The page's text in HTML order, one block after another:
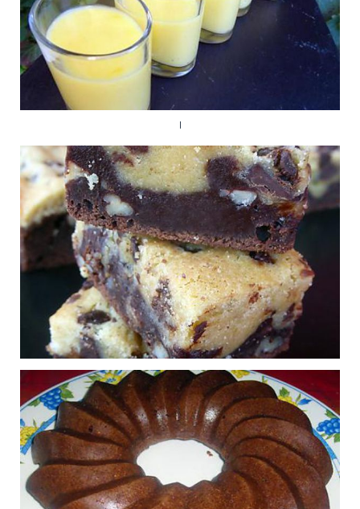
Muffins à la noix de
coco
Publié le 17/01/2016 à 22:44
0
Smoothies coco-
mangue
Publié le 24/07/2015 à 16:29